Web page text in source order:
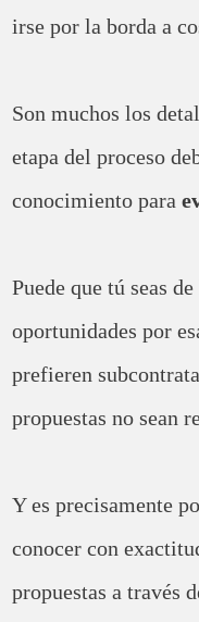
irse por la borda a
Son muchos los
etapa del proceso
conocimiento para
Puede que tú seas
oportunidades por
prefieren
propuestas no sean
Y es precisamente
conocer con
propuestas a través